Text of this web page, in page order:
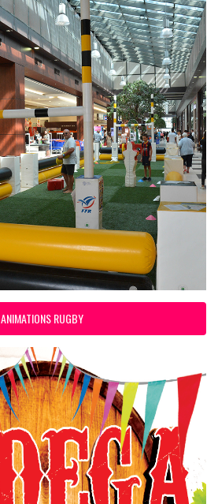
ANIMATIONS RUGBY